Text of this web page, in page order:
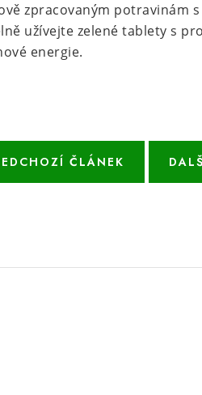
zpracovaným potravinám
užívejte zelené tablety s
energie.
ČLÁNEK